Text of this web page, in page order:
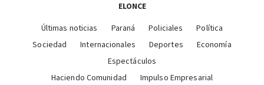
ELONCE
Últimas noticias Paraná Policiales
Política
Sociedad
Internacionales Deportes
Economía
Espectáculos
Haciendo Comunidad
Impulso Empresarial